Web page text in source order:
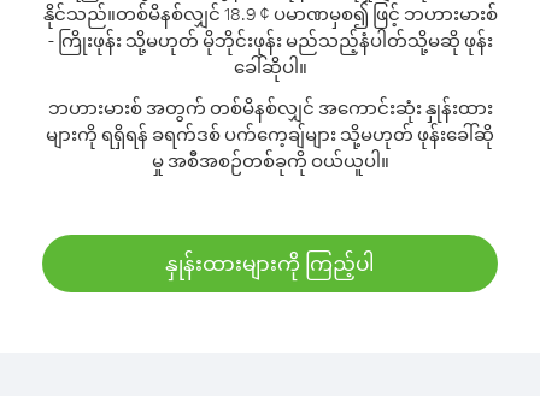
နိုင်သည်။တစ်မိနစ်လျှင် 18.9 ¢ ပမာဏမှစ၍ ဖြင့် ဘဟားမားစ်
- ကြိုးဖုန်း သို့မဟုတ် မိုဘိုင်းဖုန်း မည်သည့်နံပါတ်သို့မဆို ဖုန်း
ခေါ်ဆိုပါ။
ဘဟားမားစ် အတွက် တစ်မိနစ်လျှင် အကောင်းဆုံး နှုန်းထား
များကို ရရှိရန် ခရက်ဒစ် ပက်ကေ့ချ်များ သို့မဟုတ် ဖုန်းခေါ်ဆို
မှု အစီအစဉ်တစ်ခုကို ဝယ်ယူပါ။
နှုန်းထားများကို ကြည့်ပါ